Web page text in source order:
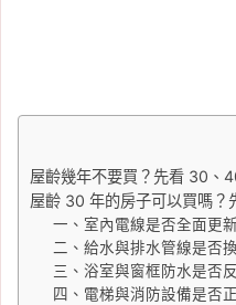
屋齡幾年不要買？先看 30、
屋齡 30 年的房子可以買嗎？
一、室內電線是否全面更新
二、給水與排水管線是否
三、浴室與窗框防水是否
四、電梯與消防設備是否